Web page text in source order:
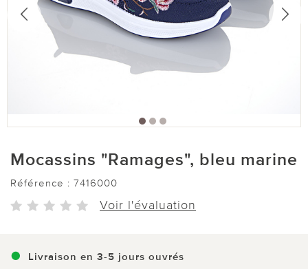
Mocassins "Ramages", bleu marine
Référence : 7416000
Voir l'évaluation
Livraison en 3-5 jours ouvrés